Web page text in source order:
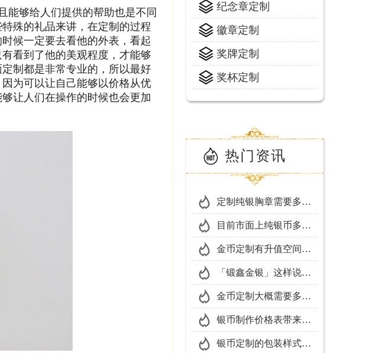
能够给人们提供的帮助也是不同
殊的礼品来讲，在定制的过程
候一定要去看他的外表，看起
看到了他的美观程度，才能够
制都是非常专业的，所以最好
为可以让自己能够以价格从优
让人们在操作的时候也会更加
纪念章定制
徽章定制
奖牌定制
奖杯定制
热门资讯
定制纯银胸章需要多少
钱？「锻鑫金银」是这
样回答的
目前市面上纯银币多少
钱1克？一起来和「锻
鑫金银」了解一下吧！
金币定制有升值空间
吗？
「锻鑫金银」这样说金
币银币定制的意义
金币定制大概需要多长
时间？
银币制作价格表带来的
参考价值听听「锻鑫金
银币定制的包装样式该